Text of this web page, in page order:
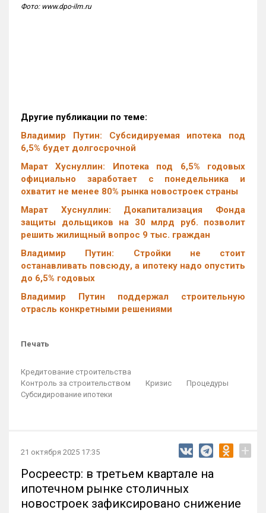
Фото: www.dpo-ilm.ru
Другие публикации по теме:
Владимир Путин: Субсидируемая ипотека под
6,5% будет долгосрочной
Марат Хуснуллин: Ипотека под 6,5% годовых
официально заработает с понедельника и
охватит не менее 80% рынка новостроек страны
Марат Хуснуллин: Докапитализация Фонда
защиты дольщиков на 30 млрд руб. позволит
решить жилищный вопрос 9 тыс. граждан
Владимир Путин: Стройки не стоит
останавливать повсюду, а ипотеку надо опустить
до 6,5% годовых
Владимир Путин поддержал строительную
отрасль конкретными решениями
Печать
Кредитование строительства
Контроль за строительством
Кризис
Процедуры
Субсидирование ипотеки
21 октября 2025 17:35 +
Росреестр: в третьем квартале на
ипотечном рынке столичных
новостроек зафиксировано снижение